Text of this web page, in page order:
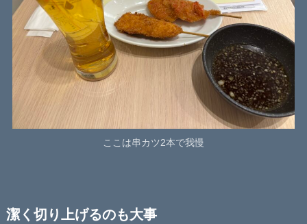
ここは串カツ2本で我慢
潔く切り上げるのも大事